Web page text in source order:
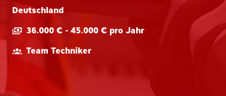
Deutschland
36.000 € - 45.000 € pro Jahr
Team Techniker